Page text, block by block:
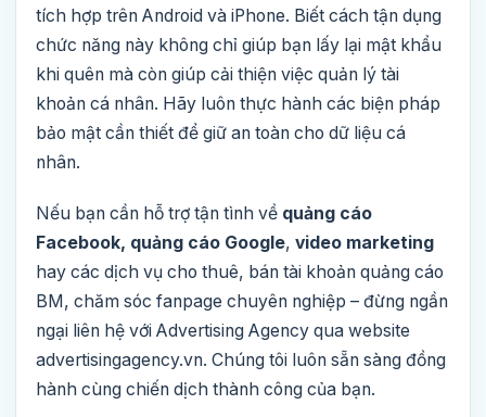
tích hợp trên Android và iPhone. Biết cách tận dụng
chức năng này không chỉ giúp bạn lấy lại mật khẩu
khi quên mà còn giúp cải thiện việc quản lý tài
khoản cá nhân. Hãy luôn thực hành các biện pháp
bảo mật cần thiết để giữ an toàn cho dữ liệu cá
nhân.
Nếu bạn cần hỗ trợ tận tình về quảng cáo
Facebook, quảng cáo Google, video marketing
hay các dịch vụ cho thuê, bán tài khoản quảng cáo
BM, chăm sóc fanpage chuyên nghiệp – đừng ngần
ngại liên hệ với Advertising Agency qua website
advertisingagency.vn. Chúng tôi luôn sẵn sàng đồng
hành cùng chiến dịch thành công của bạn.